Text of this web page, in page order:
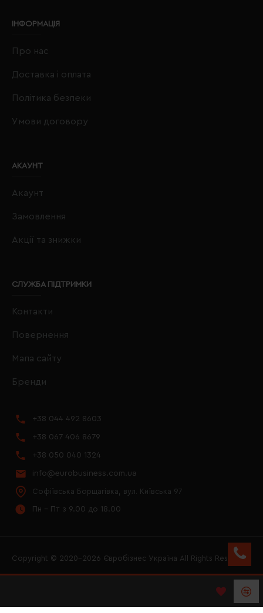
ІНФОРМАЦІЯ
Про нас
Доставка і оплата
Політика безпеки
Умови договору
АКАУНТ
Акаунт
Замовлення
Акції та знижки
СЛУЖБА ПІДТРИМКИ
Контакти
Повернення
Мапа сайту
Бренди
+38 044 492 8603
+38 067 406 8679
+38 050 040 1324
info@eurobusiness.com.ua
Софіївська Борщагівка, вул. Київська 97
Пн - Пт з 9.00 до 18.00
Copyright © 2020–2026 Євробізнес Україна All Rights Reserved
LOGO ЄВРОБІЗНЕС